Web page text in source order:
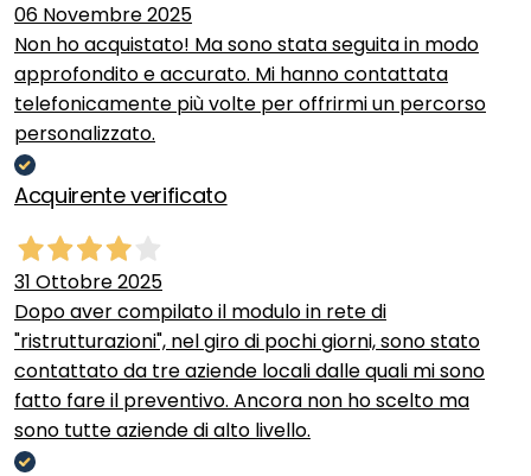
06 Novembre 2025
Non ho acquistato! Ma sono stata seguita in modo
approfondito e accurato. Mi hanno contattata
telefonicamente più volte per offrirmi un percorso
personalizzato.
Acquirente verificato
31 Ottobre 2025
Dopo aver compilato il modulo in rete di
"ristrutturazioni", nel giro di pochi giorni, sono stato
contattato da tre aziende locali dalle quali mi sono
fatto fare il preventivo. Ancora non ho scelto ma
sono tutte aziende di alto livello.